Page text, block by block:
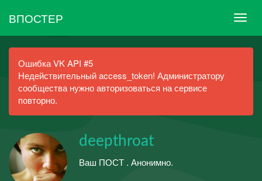
ВПОСТЕР
Ошибка VK API #5
Недействительный access_token! Администратору
сообщества нужно авторизоваться на сервисе
повторно.
deepthroat
Ваш ПОСТ . Анонимно.